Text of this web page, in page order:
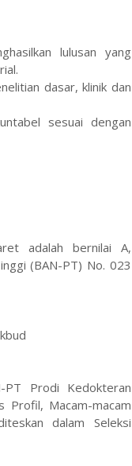
lulusan yang
dasar, klinik dan
sesuai dengan
adalah bernilai A,
(BAN-PT) No. 023
PT Prodi Kedokteran
Profil, Macam-macam
dalam Seleksi